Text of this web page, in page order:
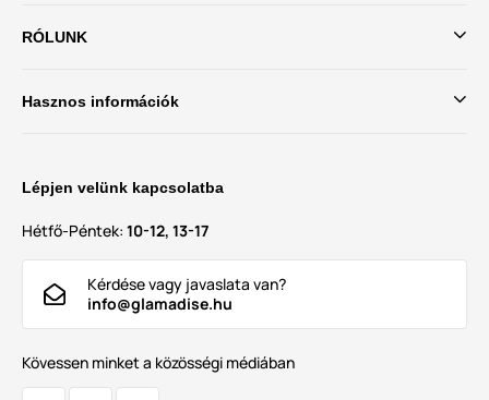
RÓLUNK
Hasznos információk
Lépjen velünk kapcsolatba
Hétfő-Péntek: 10-12, 13-17
Kérdése vagy javaslata van?
info@glamadise.hu
Kövessen minket a közösségi médiában